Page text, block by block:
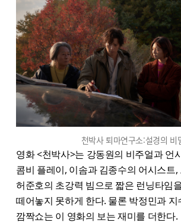
천박사 퇴마연구소:설경의 비
영화 <천박사>는 강동원의 비주얼과 언
콤비 플레이, 이솜과 김종수의 어시스트,
허준호의 초강력 빔으로 짧은 런닝타임
떼어놓지 못하게 한다. 물론 박정민과 지
깜짝쇼는 이 영화의 보는 재미를 더한다.